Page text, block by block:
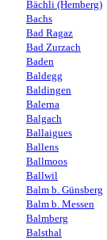
Bächli (Hemberg)
Bachs
Bad Ragaz
Bad Zurzach
Baden
Baldegg
Baldingen
Balerna
Balgach
Ballaigues
Ballens
Ballmoos
Ballwil
Balm b. Günsberg
Balm b. Messen
Balmberg
Balsthal